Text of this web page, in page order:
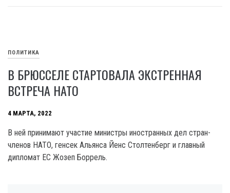
ПОЛИТИКА
В БРЮССЕЛЕ СТАРТОВАЛА ЭКСТРЕННАЯ
ВСТРЕЧА НАТО
4 МАРТА, 2022
В ней принимают участие министры иностранных дел стран-
членов НАТО, генсек Альянса Йенс Столтенберг и главный
дипломат ЕС Жозеп Боррель.